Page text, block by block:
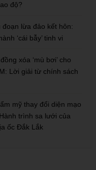
độ?
đoạn lừa đảo kết hôn:
‘cái bẫy’ tinh vi
xóa ‘mù bơi’ cho
Lời giải từ chính sách
mỹ thay đổi diện mạo
trình sa lưới của
ốc Đắk Lắk